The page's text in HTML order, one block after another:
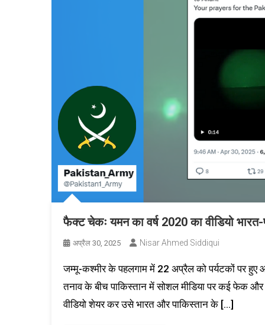
फैक्ट चेकः यमन का वर्ष 2020 का वीडियो भारत-
अप्रैल 30, 2025 Nisar Ahmed Siddiqui
जम्मू-कश्मीर के पहलगाम में 22 अप्रैल को पर्यटकों पर
तनाव के बीच पाकिस्तान में सोशल मीडिया पर कई फेक
वीडियो शेयर कर उसे भारत और पाकिस्तान के […]